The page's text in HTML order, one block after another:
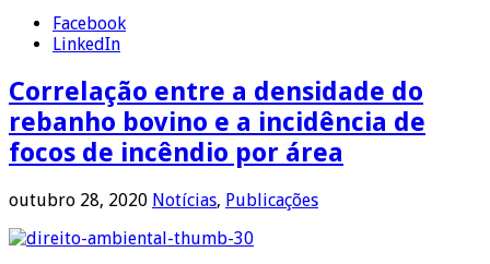
Facebook
LinkedIn
Correlação entre a densidade do
rebanho bovino e a incidência de
focos de incêndio por área
outubro 28, 2020 Notícias, Publicações